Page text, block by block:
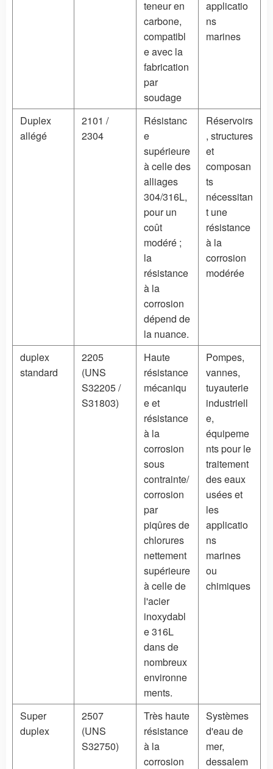
teneur en
carbone,
compatibl
e avec la
fabrication
par
soudage
applicatio
ns
marines
Duplex
allégé
2101 /
2304
Résistanc
e
supérieure
à celle des
alliages
304/316L,
pour un
coût
modéré ;
la
résistance
à la
corrosion
dépend de
la nuance.
Réservoirs
, structures
et
composan
ts
nécessitan
t une
résistance
à la
corrosion
modérée
duplex
standard
2205
(UNS
S32205 /
S31803)
Haute
résistance
mécaniqu
e et
résistance
à la
corrosion
sous
contrainte/
corrosion
par
piqûres de
chlorures
nettement
supérieure
à celle de
l'acier
inoxydabl
e 316L
dans de
nombreux
environne
ments.
Pompes,
vannes,
tuyauterie
industriell
e,
équipeme
nts pour le
traitement
des eaux
usées et
les
applicatio
ns
marines
ou
chimiques
Super
duplex
2507
(UNS
S32750)
Très haute
résistance
à la
corrosion
Systèmes
d'eau de
mer,
dessalem